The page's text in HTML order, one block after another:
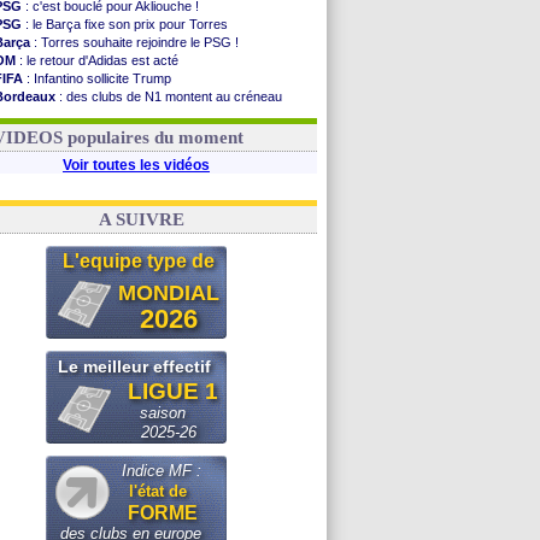
: c'est bouclé pour Akliouche !
: le Barça fixe son prix pour Torres
: Torres souhaite rejoindre le PSG !
: le retour d'Adidas est acté
: Infantino sollicite Trump
: des clubs de N1 montent au créneau
: le démenti de Leipzig pour Diomandé
populaires du moment
Voir toutes les vidéos
A SUIVRE
L'equipe type de
MONDIAL
2026
Le meilleur effectif
LIGUE 1
saison
2025-26
Indice MF :
l'état de
FORME
des clubs en europe